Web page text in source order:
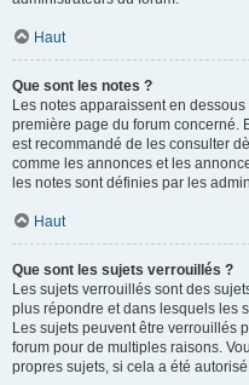
Haut
Que sont les notes ?
Les notes apparaissent en
première page du forum concerné.
est recommandé de les consulter
comme les annonces et les
les notes sont définies par les
Haut
Que sont les sujets verrouillés ?
Les sujets verrouillés sont des
plus répondre et dans lesquels les
Les sujets peuvent être verrouillés
forum pour de multiples raisons.
propres sujets, si cela a été